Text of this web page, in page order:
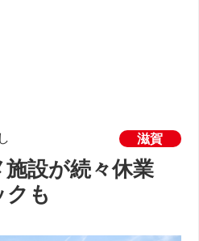
滋賀
設が続々休業
クも